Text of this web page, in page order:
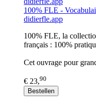
100% FLE -
didierfle.app
100% FLE, la
français : 100%
Cet ouvrage pour
€ 23,90
Bestellen